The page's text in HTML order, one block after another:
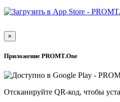
×
Приложение PROMT.One
Отсканируйте QR-код, чтобы